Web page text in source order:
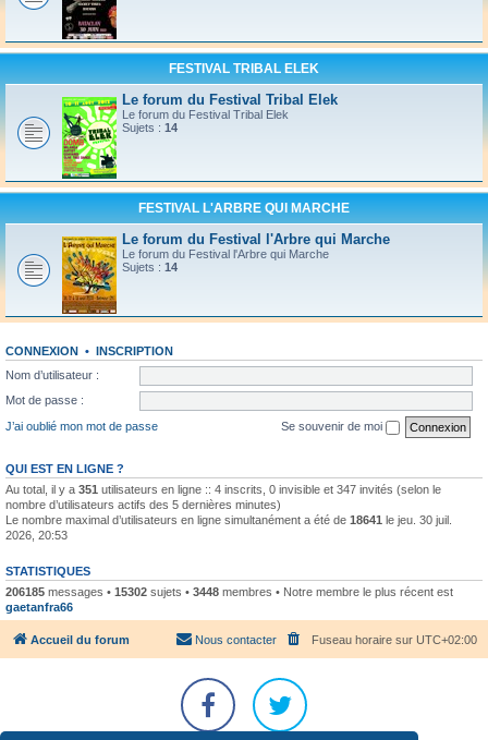
FESTIVAL TRIBAL ELEK
Le forum du Festival Tribal Elek
Le forum du Festival Tribal Elek
Sujets : 14
FESTIVAL L'ARBRE QUI MARCHE
Le forum du Festival l'Arbre qui Marche
Le forum du Festival l'Arbre qui Marche
Sujets : 14
CONNEXION • INSCRIPTION
Nom d’utilisateur :
Mot de passe :
J’ai oublié mon mot de passe
Se souvenir de moi
QUI EST EN LIGNE ?
Au total, il y a 351 utilisateurs en ligne :: 4 inscrits, 0 invisible et 347 invités (selon le
nombre d’utilisateurs actifs des 5 dernières minutes)
Le nombre maximal d’utilisateurs en ligne simultanément a été de 18641 le jeu. 30 juil.
2026, 20:53
STATISTIQUES
206185 messages • 15302 sujets • 3448 membres • Notre membre le plus récent est
gaetanfra66
Accueil du forum Fuseau horaire sur UTC+02:00
Nous contacter